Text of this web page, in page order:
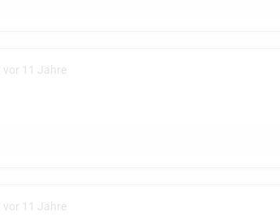
vor 11 Jahre
vor 11 Jahre